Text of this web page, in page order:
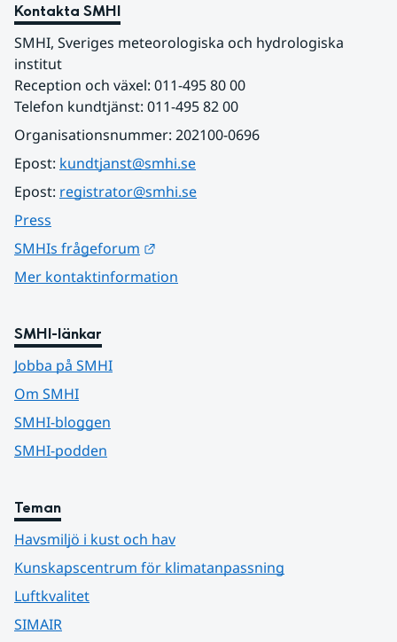
Kontakta SMHI
SMHI, Sveriges meteorologiska och hydrologiska
institut
Reception och växel: 011-495 80 00
Telefon kundtjänst: 011-495 82 00
Organisationsnummer: 202100-0696
Epost: kundtjanst@smhi.se
Epost: registrator@smhi.se
Press
SMHIs frågeforum
Mer kontaktinformation
SMHI-länkar
Jobba på SMHI
Om SMHI
SMHI-bloggen
SMHI-podden
Teman
Havsmiljö i kust och hav
Kunskapscentrum för klimatanpassning
Luftkvalitet
SIMAIR